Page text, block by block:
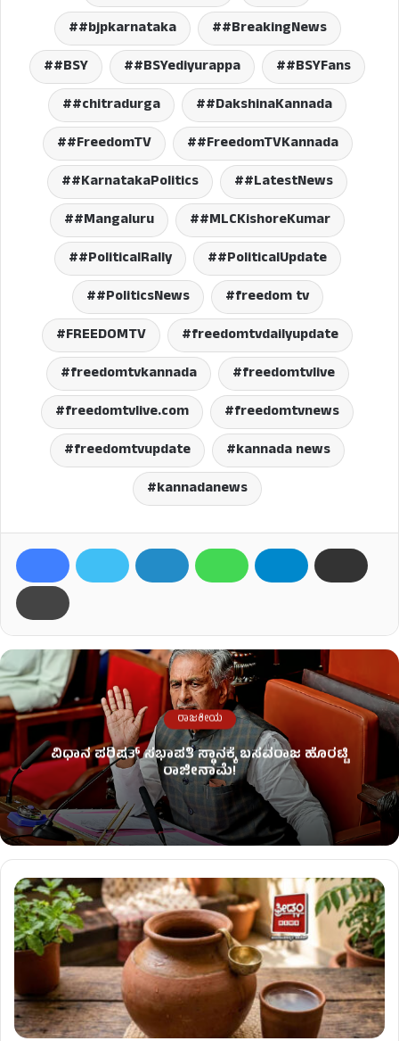
#bjpkarnataka
#BreakingNews
#BSY
#BSYediyurappa
#BSYFans
#chitradurga
#DakshinaKannada
#FreedomTV
#FreedomTVKannada
#KarnatakaPolitics
#LatestNews
#Mangaluru
#MLCKishoreKumar
#PoliticalRally
#PoliticalUpdate
#PoliticsNews
freedom tv
FREEDOMTV
freedomtvdailyupdate
freedomtvkannada
freedomtvlive
freedomtvlive.com
freedomtvnews
freedomtvupdate
kannada news
kannadanews
ರಾಜಕೀಯ
ವಿಧಾನ ಪರಿಷತ್ ಸಭಾಪತಿ ಸ್ಥಾನಕ್ಕೆ ಬಸವರಾಜ ಹೊರಟ್ಟಿ
ರಾಜೀನಾಮೆ!